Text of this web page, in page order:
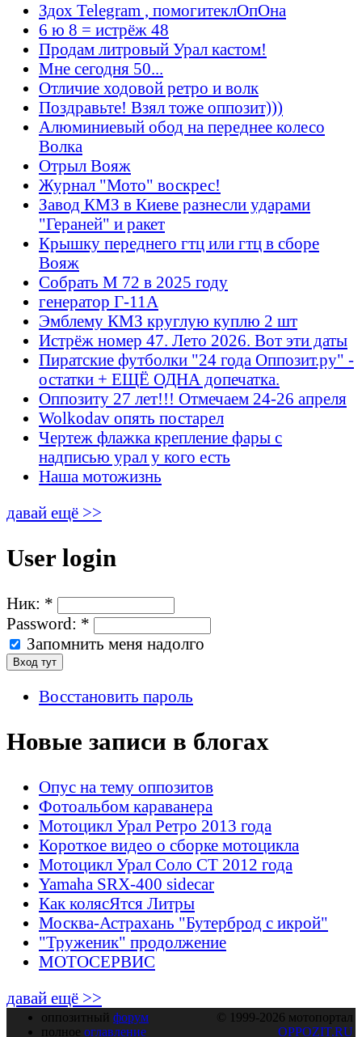
Здох Telegram , помогитеклОпОна
6 ю 8 = истрёж 48
Продам литровый Урал кастом!
Мне сегодня 50...
Отличие ходовой ретро и волк
Поздравьте! Взял тоже оппозит)))
Алюминиевый обод на переднее колесо
Волка
Отрыл Вояж
Журнал "Мото" воскрес!
Завод КМЗ в Киеве разнесли ударами
"Гераней" и ракет
Крышку переднего гтц или гтц в сборе
Вояж
Собрать М 72 в 2025 году
генератор Г-11А
Эмблему КМЗ круглую куплю 2 шт
Истрёж номер 47. Лето 2026. Вот эти даты
Пиратские футболки "24 года Оппозит.ру" -
остатки + ЕЩЁ ОДНА допечатка.
Оппозиту 27 лет!!! Отмечаем 24-26 апреля
Wolkodav опять постарел
Чертеж флажка крепление фары с
надписью урал у кого есть
Наша мотожизнь
давай ещё >>
User login
Ник: *
Password: *
Запомнить меня надолго
Восстановить пароль
Новые записи в блогах
Опус на тему оппозитов
Фотоальбом караванера
Мотоцикл Урал Ретро 2013 года
Короткое видео о сборке мотоцикла
Мотоцикл Урал Соло СТ 2012 года
Yamaha SRX-400 sidecar
Как колясЯтся Литры
Москва-Астрахань "Бутерброд с икрой"
"Труженик" продолжение
МОТОСЕРВИС
давай ещё >>
оппозитный форум
полное оглавление
© 1999-2026 мотопортал
OPPOZIT.RU